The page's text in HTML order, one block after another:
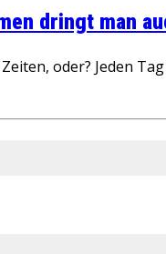
dringt man
oder? Jeden